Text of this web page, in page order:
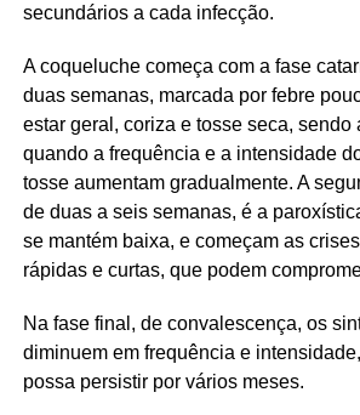
secundários a cada infecção.
A coqueluche começa com a fase
duas semanas, marcada por febre
estar geral, coriza e tosse seca, sendo
quando a frequência e a intensidade
tosse aumentam gradualmente. A
de duas a seis semanas, é a
se mantém baixa, e começam as
rápidas e curtas, que podem
Na fase final, de convalescença, os
diminuem em frequência e
possa persistir por vários meses.